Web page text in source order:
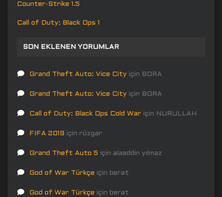
Counter-Strike 1.5
Call of Duty: Black Ops 1
SON EKLENEN YORUMLAR
Grand Theft Auto: Vice City için BORA
Grand Theft Auto: Vice City için BORA
Call of Duty: Black Ops Cold War için NURULLAH
FIFA 2019 için rüzgar
Grand Theft Auto 5 için alaaddin yılmaz
God of War Türkçe için berat
God of War Türkçe için berat